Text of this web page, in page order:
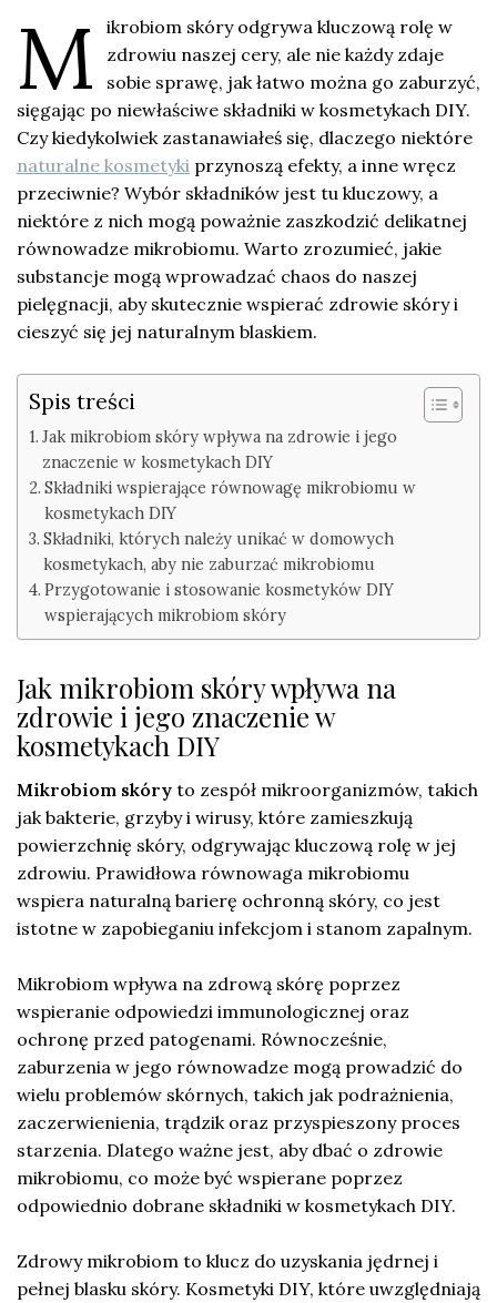
M
ikrobiom skóry odgrywa kluczową rolę w
zdrowiu naszej cery, ale nie każdy zdaje
sobie sprawę, jak łatwo można go zaburzyć,
sięgając po niewłaściwe składniki w kosmetykach DIY.
Czy kiedykolwiek zastanawiałeś się, dlaczego niektóre
naturalne kosmetyki przynoszą efekty, a inne wręcz
przeciwnie? Wybór składników jest tu kluczowy, a
niektóre z nich mogą poważnie zaszkodzić delikatnej
równowadze mikrobiomu. Warto zrozumieć, jakie
substancje mogą wprowadzać chaos do naszej
pielęgnacji, aby skutecznie wspierać zdrowie skóry i
cieszyć się jej naturalnym blaskiem.
Spis treści
Jak mikrobiom skóry wpływa na zdrowie i jego
znaczenie w kosmetykach DIY
Składniki wspierające równowagę mikrobiomu w
kosmetykach DIY
Składniki, których należy unikać w domowych
kosmetykach, aby nie zaburzać mikrobiomu
Przygotowanie i stosowanie kosmetyków DIY
wspierających mikrobiom skóry
Jak mikrobiom skóry wpływa na
zdrowie i jego znaczenie w
kosmetykach DIY
Mikrobiom skóry to zespół mikroorganizmów, takich
jak bakterie, grzyby i wirusy, które zamieszkują
powierzchnię skóry, odgrywając kluczową rolę w jej
zdrowiu. Prawidłowa równowaga mikrobiomu
wspiera naturalną barierę ochronną skóry, co jest
istotne w zapobieganiu infekcjom i stanom zapalnym.
Mikrobiom wpływa na zdrową skórę poprzez
wspieranie odpowiedzi immunologicznej oraz
ochronę przed patogenami. Równocześnie,
zaburzenia w jego równowadze mogą prowadzić do
wielu problemów skórnych, takich jak podrażnienia,
zaczerwienienia, trądzik oraz przyspieszony proces
starzenia. Dlatego ważne jest, aby dbać o zdrowie
mikrobiomu, co może być wspierane poprzez
odpowiednio dobrane składniki w kosmetykach DIY.
Zdrowy mikrobiom to klucz do uzyskania jędrnej i
pełnej blasku skóry. Kosmetyki DIY, które uwzględniają